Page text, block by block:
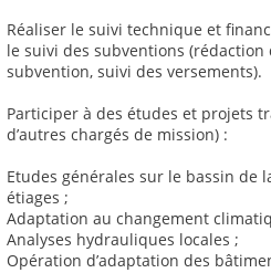
Réaliser le suivi technique et
le suivi des subventions
subvention, suivi des versements).
Participer à des études et projets
d’autres chargés de mission) :
Etudes générales sur le bassin de
étiages ;
Adaptation au changement
Analyses hydrauliques locales ;
Opération d’adaptation des